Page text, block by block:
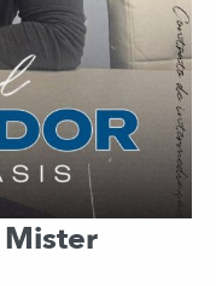
Mister